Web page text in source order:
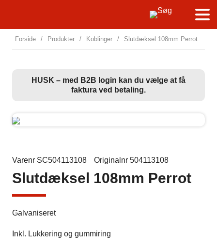
Forside / Produkter / Koblinger / Slutdæksel 108mm Perrot
HUSK – med B2B login kan du vælge at få
faktura ved betaling.
Varenr SC504113108 Originalnr 504113108
Slutdæksel 108mm Perrot
Galvaniseret
Inkl. Lukkering og gummiring